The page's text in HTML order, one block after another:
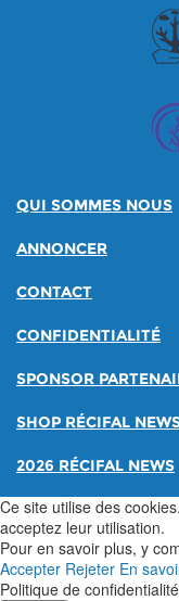
QUI SOMMES NOUS
ANNONCER
CONTACT
CONFIDENTIALITÉ
SPONSOR
SHOP RÉCIFAL
2026 RÉCIFAL NEWS
Ce site utilise des
acceptez leur utilisation.
Pour en savoir plus, y
Accepter Rejeter En
Politique de confidentialité